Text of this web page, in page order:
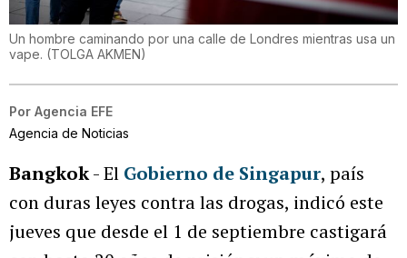
Un hombre caminando por una calle de Londres mientras usa un
vape. (TOLGA AKMEN)
Por Agencia EFE
Agencia de Noticias
Bangkok- El Gobierno de Singapur, país
con duras leyes contra las drogas, indicó este
jueves que desde el 1 de septiembre castigará